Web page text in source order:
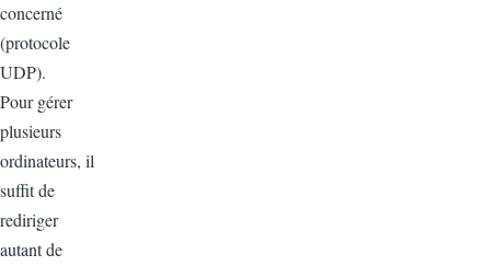
concerné
(protocole
UDP).
Pour gérer
plusieurs
ordinateurs, il
suffit de
rediriger
autant de